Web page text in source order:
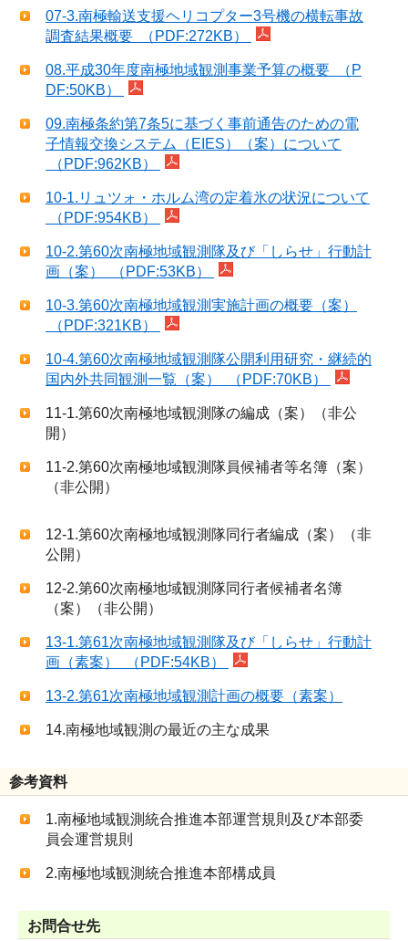
07-3.南極輸送支援ヘリコプター3号機の横転事故
調査結果概要 （PDF:272KB）
08.平成30年度南極地域観測事業予算の概要 （P
DF:50KB）
09.南極条約第7条5に基づく事前通告のための電
子情報交換システム（EIES）（案）について
（PDF:962KB）
10-1.リュツォ・ホルム湾の定着氷の状況について
（PDF:954KB）
10-2.第60次南極地域観測隊及び「しらせ」行動計
画（案） （PDF:53KB）
10-3.第60次南極地域観測実施計画の概要（案）
（PDF:321KB）
10-4.第60次南極地域観測隊公開利用研究・継続的
国内外共同観測一覧（案） （PDF:70KB）
11-1.第60次南極地域観測隊の編成（案）（非公
開）
11-2.第60次南極地域観測隊員候補者等名簿（案）
（非公開）
12-1.第60次南極地域観測隊同行者編成（案）（非
公開）
12-2.第60次南極地域観測隊同行者候補者名簿
（案）（非公開）
13-1.第61次南極地域観測隊及び「しらせ」行動計
画（素案） （PDF:54KB）
13-2.第61次南極地域観測計画の概要（素案）
14.南極地域観測の最近の主な成果
参考資料
1.南極地域観測統合推進本部運営規則及び本部委
員会運営規則
2.南極地域観測統合推進本部構成員
お問合せ先